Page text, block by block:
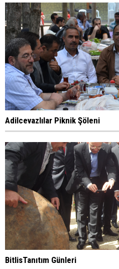
Adilcevazlılar Piknik Şöleni
BitlisTanıtım Günleri